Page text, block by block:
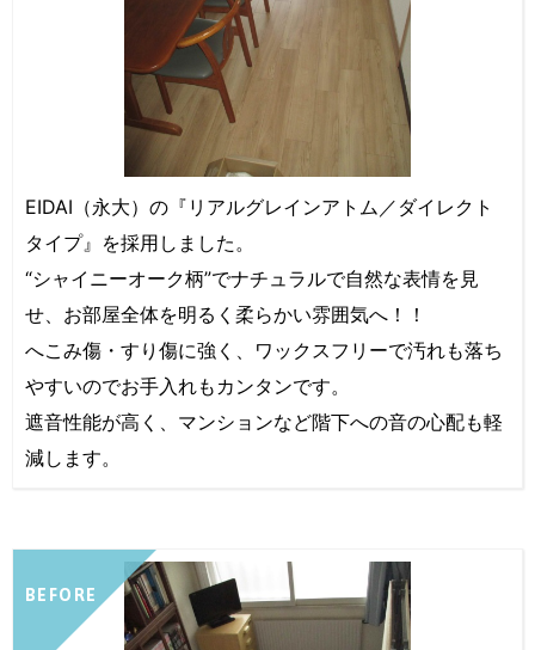
EIDAI（永大）の『リアルグレインアトム／ダイレクト
タイプ』を採用しました。
“シャイニーオーク柄”でナチュラルで自然な表情を見
せ、お部屋全体を明るく柔らかい雰囲気へ！！
へこみ傷・すり傷に強く、ワックスフリーで汚れも落ち
やすいのでお手入れもカンタンです。
遮音性能が高く、マンションなど階下への音の心配も軽
減します。
BEFORE